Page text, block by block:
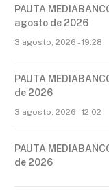
PAUTA
agosto de 2026
3 agosto, 2026 - 19:28
PAUTA
de 2026
3 agosto, 2026 - 12:02
PAUTA
de 2026